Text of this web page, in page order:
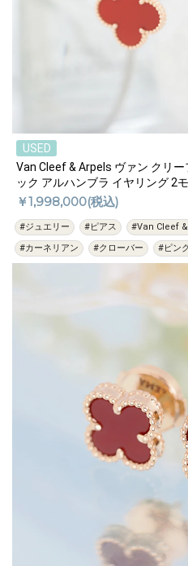
USED
Van Cleef & Arpels ヴァン クリ
ック アルハンブラ イヤリング 2
ールド VCARP7RQ00
￥1,998,000(税込)
#ジュエリー #ピアス #Van Cleef
#カーネリアン
#クローバー #ピン